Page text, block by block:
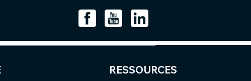
RESSOURCES